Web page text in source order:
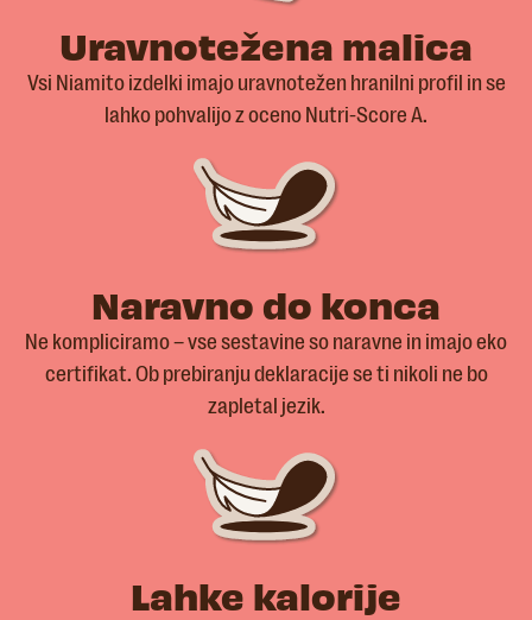
Uravnotežena malica
Vsi Niamito izdelki imajo uravnotežen hranilni profil in se
lahko pohvalijo z oceno Nutri-Score A.
Naravno do konca
Ne kompliciramo – vse sestavine so naravne in imajo eko
certifikat. Ob prebiranju deklaracije se ti nikoli ne bo
zapletal jezik.
Lahke kalorije